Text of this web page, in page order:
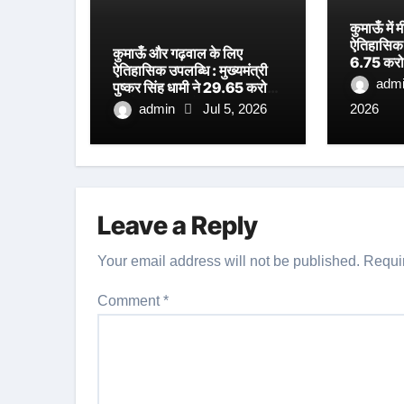
कुमाऊँ और गढ़वाल के लिए
ऐतिहासिक उपलब्धि : मुख्यमंत्री
पुष्कर सिंह धामी ने 29.65 करोड़
रुपये की लागत से निर्मित धनगढ़ी
सेतु का किया लोकार्पण
admin Jul 5, 2026
कुमाऊँ में
6.75
धामी का
2026
Leave a Reply
Your email address will not be published.
Comment*